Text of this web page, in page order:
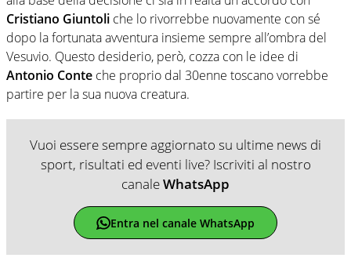
Cristiano Giuntoli che lo rivorrebbe nuovamente con sé
dopo la fortunata avventura insieme sempre all’ombra del
Vesuvio. Questo desiderio, però, cozza con le idee di
Antonio Conte che proprio dal 30enne toscano vorrebbe
partire per la sua nuova creatura.
Vuoi essere sempre aggiornato su ultime news di
sport, risultati ed eventi live? Iscriviti al nostro
canaleWhatsApp
Entra nel canale WhatsApp